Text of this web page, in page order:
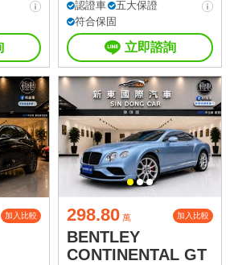
認證車
五大保證
符合保固
立即諮詢
加入比較 298.80 萬 加入比較
BENTLEY
CONTINENTAL GT